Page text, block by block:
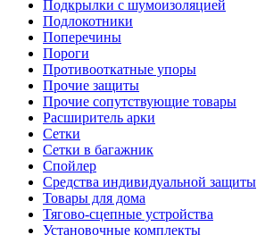
Подкрылки с шумоизоляцией
Подлокотники
Поперечины
Пороги
Противооткатные упоры
Прочие защиты
Прочие сопутствующие товары
Расширитель арки
Сетки
Сетки в багажник
Спойлер
Средства индивидуальной защиты
Товары для дома
Тягово-сцепные устройства
Установочные комплекты